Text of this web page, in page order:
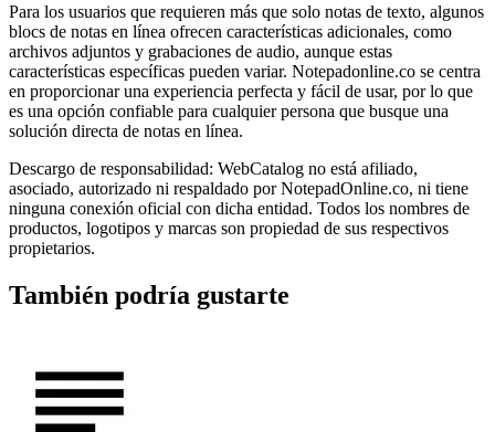
Para los usuarios que requieren más que solo notas de texto, algunos
blocs de notas en línea ofrecen características adicionales, como
archivos adjuntos y grabaciones de audio, aunque estas
características específicas pueden variar. Notepadonline.co se centra
en proporcionar una experiencia perfecta y fácil de usar, por lo que
es una opción confiable para cualquier persona que busque una
solución directa de notas en línea.
Descargo de responsabilidad: WebCatalog no está afiliado,
asociado, autorizado ni respaldado por NotepadOnline.co, ni tiene
ninguna conexión oficial con dicha entidad. Todos los nombres de
productos, logotipos y marcas son propiedad de sus respectivos
propietarios.
También podría gustarte